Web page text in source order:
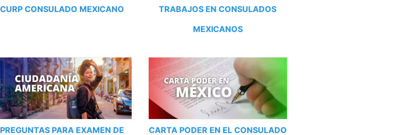
CURP CONSULADO MEXICANO
TRABAJOS EN CONSULADOS
MEXICANOS
PREGUNTAS PARA EXAMEN DE
CARTA PODER EN EL CONSULADO